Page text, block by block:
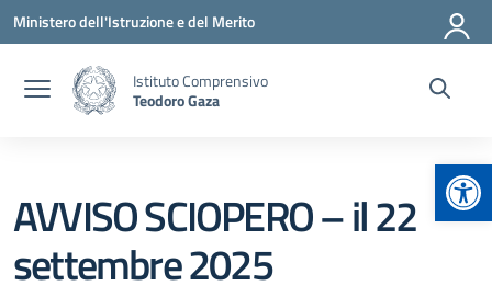
Vai ai contenuti
Vai al menu di navigazione
Vai al footer
Ministero dell'Istruzione e del Merito
Istituto Comprensivo
Teodoro Gaza
AVVISO SCIOPERO – il 22
settembre 2025